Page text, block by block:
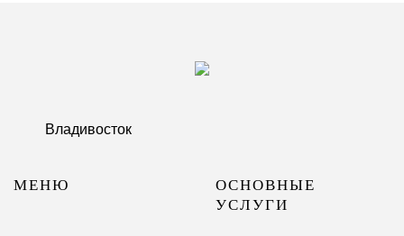
Владивосток
МЕНЮ
ОСНОВНЫЕ
УСЛУГИ